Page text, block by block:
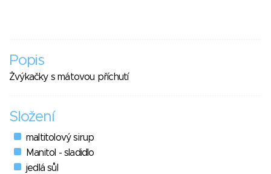
Popis
Žvýkačky s mátovou příchutí
Složení
maltitolový sirup
Manitol - sladidlo
jedlá sůl